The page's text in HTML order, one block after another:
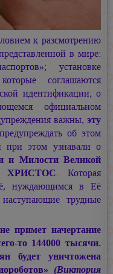
к разсмотрению
в мире:
установке
соглашаются
идентификации; о
официальном
важны, эту
об этом
этом узнавали о
и Милости Великой
ХРИСТОС. Которая
нуждающимся в Её
трудные
примет начертание
то 144000 тысячи.
будет уничтожена
(Виктория